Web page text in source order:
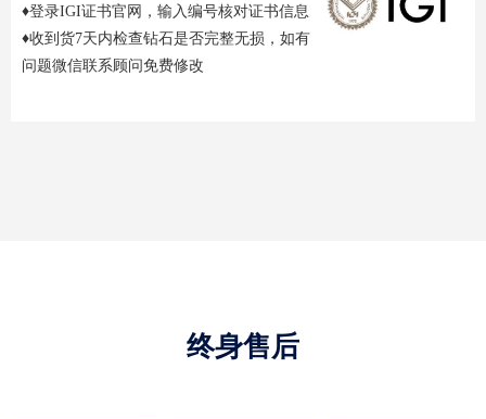
♦登录IGI证书官网，输入编号核对证书信息
♦收到货7天内检查钻石是否完整无损，如有
问题微信联系顾问免费修改
终身售后